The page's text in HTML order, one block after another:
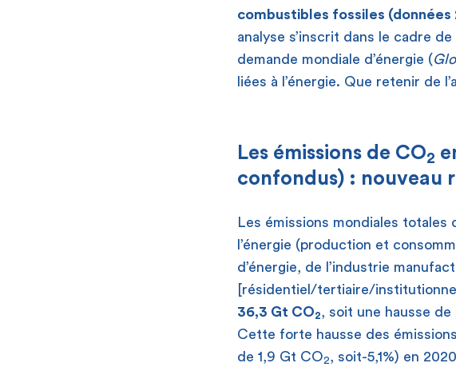
combustibles fossiles (données
analyse s’inscrit dans le cadre
demande mondiale d’énergie (
liées à l’énergie. Que retenir de
Les émissions de CO2
confondus) : nouveau
Les émissions mondiales
l’énergie (production et
d’énergie, de l’industrie
[résidentiel/tertiaire/
36,3 Gt CO2, soit une hausse
Cette forte hausse des
de 1,9 Gt CO2, soit-5,1%) en